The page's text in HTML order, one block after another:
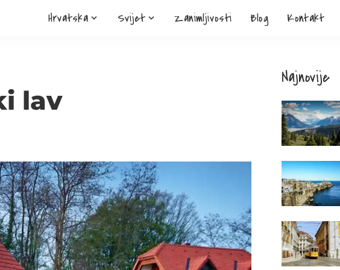
Hrvatska Svijet Zanimljivosti Blog Kontakt
lav
Najnovije